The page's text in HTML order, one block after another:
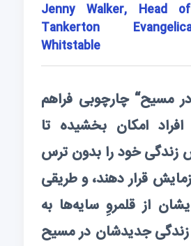
Jenny Walker, Head
Tankerton
Whitstable
مسیح“ چارچوبی فراهم
امکان بخشیده تا
زندگی خود را بدون ترس
قرار دهند، و طریقی
از قلمروِ سایه‌ها به
زندگی جدیدشان در مسیح